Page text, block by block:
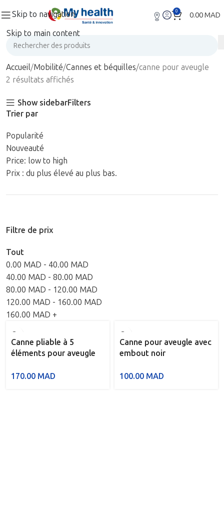
Skip to navigation
Skip to main content
0 0.00MAD
Accueil Mobilité Cannes et béquilles canne pour aveugle
2 résultats affichés
Show sidebarFilters
Trier par
Popularité
Nouveauté
Price: low to high
Prix : du plus élevé au plus bas.
Filtre de prix
Tout
0.00 MAD - 40.00 MAD
40.00 MAD - 80.00 MAD
80.00 MAD - 120.00 MAD
120.00 MAD - 160.00 MAD
160.00 MAD +
Canne pliable à 5
éléments pour aveugle
170.00 MAD
Canne pour aveugle avec
embout noir
100.00 MAD